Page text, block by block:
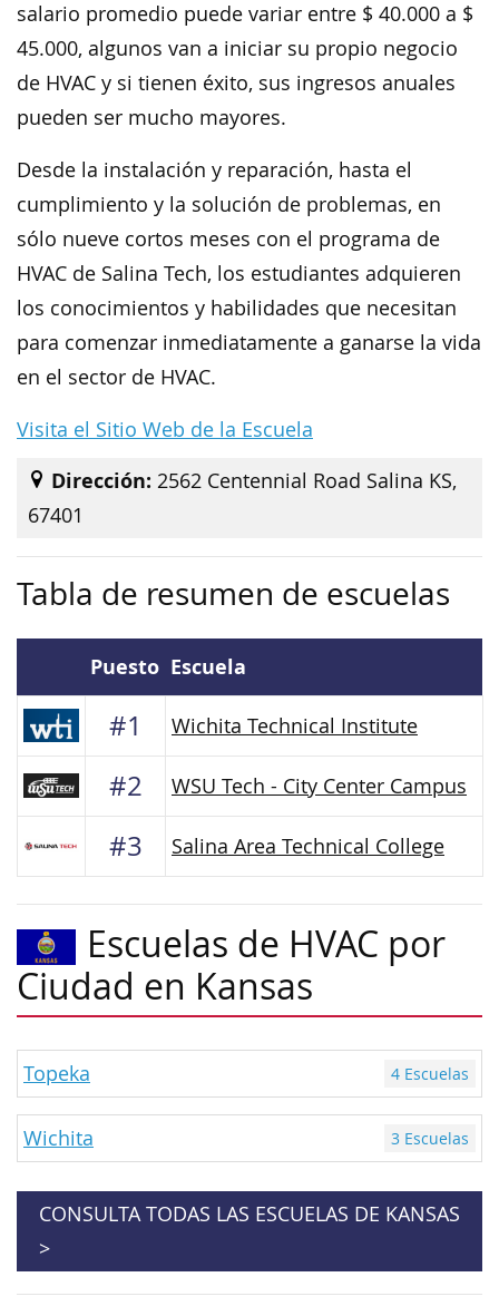
salario promedio puede variar entre $ 40.000 a $
45.000, algunos van a iniciar su propio negocio
de HVAC y si tienen éxito, sus ingresos anuales
pueden ser mucho mayores.
Desde la instalación y reparación, hasta el
cumplimiento y la solución de problemas, en
sólo nueve cortos meses con el programa de
HVAC de Salina Tech, los estudiantes adquieren
los conocimientos y habilidades que necesitan
para comenzar inmediatamente a ganarse la vida
en el sector de HVAC.
Visita el Sitio Web de la Escuela
Dirección: 2562 Centennial Road Salina KS,
67401
Tabla de resumen de escuelas
Puesto Escuela
#1 Wichita Technical Institute
#2 WSU Tech - City Center Campus
#3 Salina Area Technical College
Escuelas de HVAC por
Ciudad en Kansas
Topeka 4 Escuelas
Wichita 3 Escuelas
CONSULTA TODAS LAS ESCUELAS DE KANSAS
>